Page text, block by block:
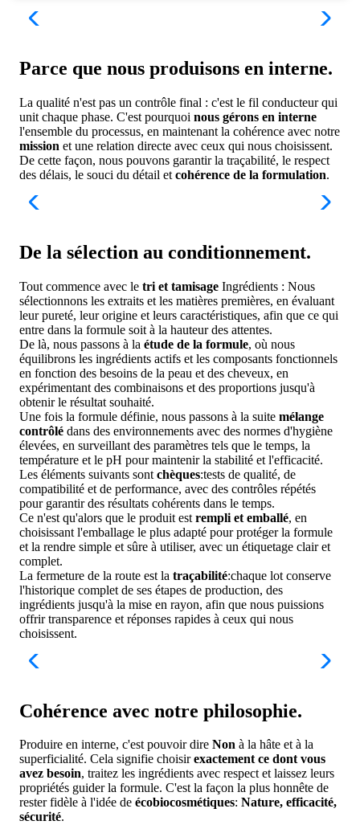
Parce que nous produisons en interne.
La qualité n'est pas un contrôle final : c'est le fil conducteur qui
unit chaque phase. C'est pourquoi nous gérons en interne
l'ensemble du processus, en maintenant la cohérence avec notre
mission et une relation directe avec ceux qui nous choisissent.
De cette façon, nous pouvons garantir la traçabilité, le respect
des délais, le souci du détail et cohérence de la formulation.
De la sélection au conditionnement.
Tout commence avec le tri et tamisage Ingrédients : Nous
sélectionnons les extraits et les matières premières, en évaluant
leur pureté, leur origine et leurs caractéristiques, afin que ce qui
entre dans la formule soit à la hauteur des attentes.
De là, nous passons à la étude de la formule, où nous
équilibrons les ingrédients actifs et les composants fonctionnels
en fonction des besoins de la peau et des cheveux, en
expérimentant des combinaisons et des proportions jusqu'à
obtenir le résultat souhaité.
Une fois la formule définie, nous passons à la suite mélange
contrôlé dans des environnements avec des normes d'hygiène
élevées, en surveillant des paramètres tels que le temps, la
température et le pH pour maintenir la stabilité et l'efficacité.
Les éléments suivants sont chèques:tests de qualité, de
compatibilité et de performance, avec des contrôles répétés
pour garantir des résultats cohérents dans le temps.
Ce n'est qu'alors que le produit est rempli et emballé, en
choisissant l'emballage le plus adapté pour protéger la formule
et la rendre simple et sûre à utiliser, avec un étiquetage clair et
complet.
La fermeture de la route est la traçabilité:chaque lot conserve
l'historique complet de ses étapes de production, des
ingrédients jusqu'à la mise en rayon, afin que nous puissions
offrir transparence et réponses rapides à ceux qui nous
choisissent.
Cohérence avec notre philosophie.
Produire en interne, c'est pouvoir dire Non à la hâte et à la
superficialité. Cela signifie choisirexactement ce dont vous
avez besoin, traitez les ingrédients avec respect et laissez leurs
propriétés guider la formule. C'est la façon la plus honnête de
rester fidèle à l'idée de écobiocosmétiques: Nature, efficacité,
sécurité.